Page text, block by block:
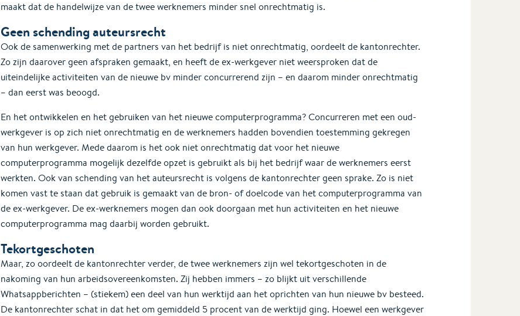
maakt dat de handelwijze van de twee werknemers minder snel onrechtmatig is.
Geen schending auteursrecht
Ook de samenwerking met de partners van het bedrijf is niet onrechtmatig, oordeelt de kantonrechter.
Zo zijn daarover geen afspraken gemaakt, en heeft de ex-werkgever niet weersproken dat de
uiteindelijke activiteiten van de nieuwe bv minder concurrerend zijn – en daarom minder onrechtmatig
– dan eerst was beoogd.
En het ontwikkelen en het gebruiken van het nieuwe computerprogramma? Concurreren met een oud-
werkgever is op zich niet onrechtmatig en de werknemers hadden bovendien toestemming gekregen
van hun werkgever. Mede daarom is het ook niet onrechtmatig dat voor het nieuwe
computerprogramma mogelijk dezelfde opzet is gebruikt als bij het bedrijf waar de werknemers eerst
werkten. Ook van schending van het auteursrecht is volgens de kantonrechter geen sprake. Zo is niet
komen vast te staan dat gebruik is gemaakt van de bron- of doelcode van het computerprogramma van
de ex-werkgever. De ex-werknemers mogen dan ook doorgaan met hun activiteiten en het nieuwe
computerprogramma mag daarbij worden gebruikt.
Tekortgeschoten
Maar, zo oordeelt de kantonrechter verder, de twee werknemers zijn wel tekortgeschoten in de
nakoming van hun arbeidsovereenkomsten. Zij hebben immers – zo blijkt uit verschillende
Whatsappberichten – (stiekem) een deel van hun werktijd aan het oprichten van hun nieuwe bv besteed.
De kantonrechter schat in dat het om gemiddeld 5 procent van de werktijd ging. Hoewel een werkgever